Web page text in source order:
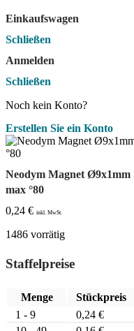
Einkaufswagen
Schließen
Anmelden
Schließen
Noch kein Konto?
Erstellen Sie ein Konto
Neodym Magnet Ø9x1mm
max °80
0,24 € inkl. MwSt.
1486 vorrätig
Staffelpreise
Menge
Stückpreis
1 - 9
0,24 €